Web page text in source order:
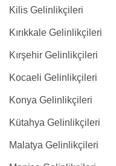
Kilis Gelinlikçileri
Kırıkkale Gelinlikçileri
Kırşehir Gelinlikçileri
Kocaeli Gelinlikçileri
Konya Gelinlikçileri
Kütahya Gelinlikçileri
Malatya Gelinlikçileri